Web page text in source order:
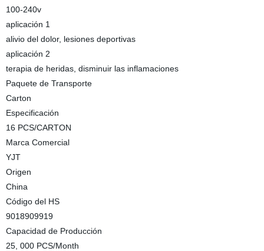
100-240v
aplicación 1
alivio del dolor, lesiones deportivas
aplicación 2
terapia de heridas, disminuir las inflamaciones
Paquete de Transporte
Carton
Especificación
16 PCS/CARTON
Marca Comercial
YJT
Origen
China
Código del HS
9018909919
Capacidad de Producción
25, 000 PCS/Month